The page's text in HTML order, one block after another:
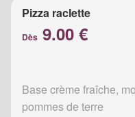
Pizza raclette
Dès 9.00 €
Base crème fraîche,
pommes de terre